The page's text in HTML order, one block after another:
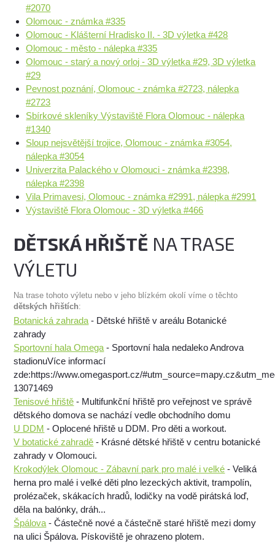
#2070
Olomouc - známka #335
Olomouc - Klášterní Hradisko II. - 3D výletka #428
Olomouc - město - nálepka #335
Olomouc - starý a nový orloj - 3D výletka #29, 3D výletka
#29
Pevnost poznání, Olomouc - známka #2723, nálepka
#2723
Sbírkové skleníky Výstaviště Flora Olomouc - nálepka
#1340
Sloup nejsvětější trojice, Olomouc - známka #3054,
nálepka #3054
Univerzita Palackého v Olomouci - známka #2398,
nálepka #2398
Vila Primavesi, Olomouc - známka #2991, nálepka #2991
Výstaviště Flora Olomouc - 3D výletka #466
DĚTSKÁ HŘIŠTĚ NA TRASE
VÝLETU
Na trase tohoto výletu nebo v jeho blízkém okolí víme o těchto
dětských hřištích:
Botanická zahrada - Dětské hřiště v areálu Botanické
zahrady
Sportovní hala Omega - Sportovní hala nedaleko Androva
stadionuVíce informací
zde:https://www.omegasport.cz/
13071469
Tenisové hřiště - Multifunkční hřiště pro veřejnost ve správě
dětského domova se nachází vedle obchodního domu
U DDM - Oplocené hřiště u DDM. Pro děti a workout.
V botatické zahradě - Krásné dětské hřiště v centru botanické
zahrady v Olomouci.
Krokodýlek Olomouc - Zábavní park pro malé i velké - Veliká
herna pro malé i velké děti plno lezeckých aktivit, trampolín,
prolézaček, skákacích hradů, lodičky na vodě pirátská loď,
děla na balónky, dráh...
Špálova - Částečně nové a částečně staré hřiště mezi domy
na ulici Špálova. Pískoviště je ohrazeno plotem.